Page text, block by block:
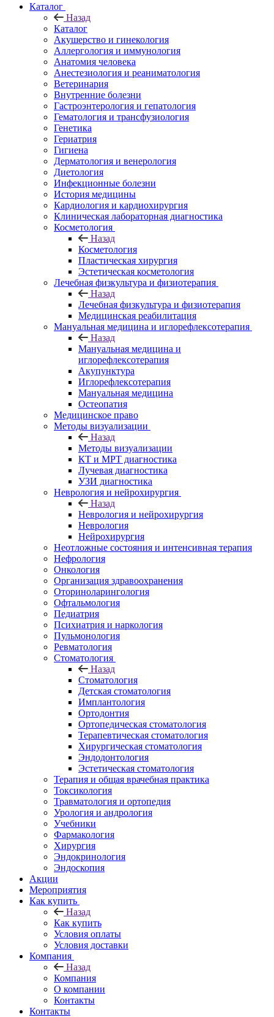
Каталог
Назад
Каталог
Акушерство и гинекология
Аллергология и иммунология
Анатомия человека
Анестезиология и реаниматология
Ветеринария
Внутренние болезни
Гастроэнтерология и гепатология
Гематология и трансфузиология
Генетика
Гериатрия
Гигиена
Дерматология и венерология
Диетология
Инфекционные болезни
История медицины
Кардиология и кардиохирургия
Клиническая лабораторная диагностика
Косметология
Назад
Косметология
Пластическая хирургия
Эстетическая косметология
Лечебная физкультура и физиотерапия
Назад
Лечебная физкультура и физиотерапия
Медицинская реабилитация
Мануальная медицина и иглорефлексотерапия
Назад
Мануальная медицина и
иглорефлексотерапия
Акупунктура
Иглорефлексотерапия
Мануальная медицина
Остеопатия
Медицинское право
Методы визуализации
Назад
Методы визуализации
КТ и МРТ диагностика
Лучевая диагностика
УЗИ диагностика
Неврология и нейрохирургия
Назад
Неврология и нейрохирургия
Неврология
Нейрохирургия
Неотложные состояния и интенсивная терапия
Нефрология
Онкология
Организация здравоохранения
Оториноларингология
Офтальмология
Педиатрия
Психиатрия и наркология
Пульмонология
Ревматология
Стоматология
Назад
Стоматология
Детская стоматология
Имплантология
Ортодонтия
Ортопедическая стоматология
Терапевтическая стоматология
Хирургическая стоматология
Эндодонтология
Эстетическая стоматология
Терапия и общая врачебная практика
Токсикология
Травматология и ортопедия
Урология и андрология
Учебники
Фармакология
Хирургия
Эндокринология
Эндоскопия
Акции
Мероприятия
Как купить
Назад
Как купить
Условия оплаты
Условия доставки
Компания
Назад
Компания
О компании
Контакты
Контакты